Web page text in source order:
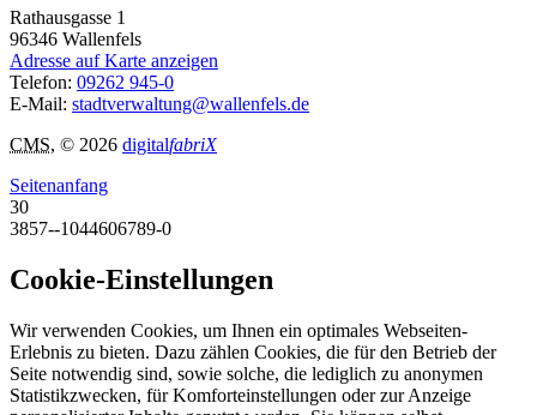
Rathausgasse 1
96346 Wallenfels
Adresse auf Karte anzeigen
Telefon: 09262 945-0
E-Mail: stadtverwaltung@wallenfels.de
CMS, © 2026 digitalfabriX
Seitenanfang
30
3857--1044606789-0
Cookie-Einstellungen
Wir verwenden Cookies, um Ihnen ein optimales Webseiten-
Erlebnis zu bieten. Dazu zählen Cookies, die für den Betrieb der
Seite notwendig sind, sowie solche, die lediglich zu anonymen
Statistikzwecken, für Komforteinstellungen oder zur Anzeige